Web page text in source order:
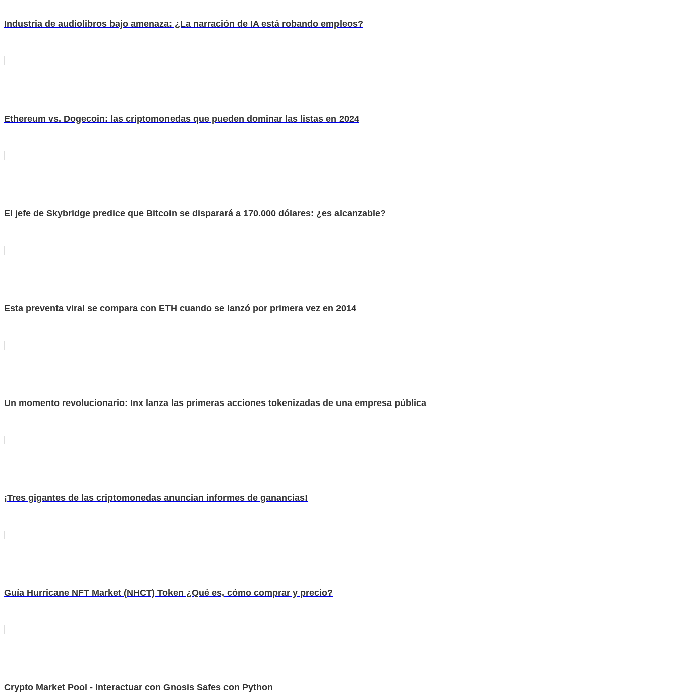
Industria de audiolibros bajo amenaza: ¿La narración de IA está robando empleos?
Ethereum vs. Dogecoin: las criptomonedas que pueden dominar las listas en 2024
El jefe de Skybridge predice que Bitcoin se disparará a 170.000 dólares: ¿es alcanzable?
Esta preventa viral se compara con ETH cuando se lanzó por primera vez en 2014
Un momento revolucionario: Inx lanza las primeras acciones tokenizadas de una empresa pública
¡Tres gigantes de las criptomonedas anuncian informes de ganancias!
Guía Hurricane NFT Market (NHCT) Token ¿Qué es, cómo comprar y precio?
Crypto Market Pool - Interactuar con Gnosis Safes con Python